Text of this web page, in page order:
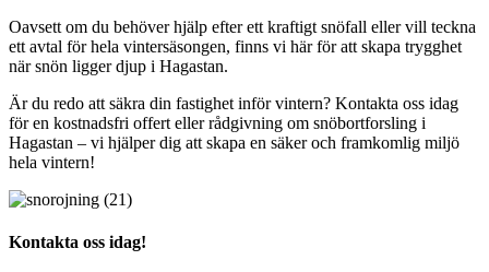
Oavsett om du behöver hjälp efter ett kraftigt snöfall eller vill teckna
ett avtal för hela vintersäsongen, finns vi här för att skapa trygghet
när snön ligger djup i Hagastan.
Är du redo att säkra din fastighet inför vintern? Kontakta oss idag
för en kostnadsfri offert eller rådgivning om snöbortforsling i
Hagastan – vi hjälper dig att skapa en säker och framkomlig miljö
hela vintern!
Kontakta oss idag!